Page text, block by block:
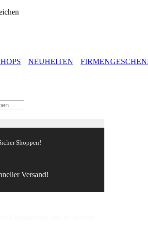
NEUHEITEN
Shoppen!
Versand!